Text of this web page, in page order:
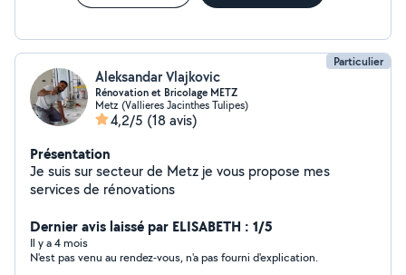
Particulier
Aleksandar Vlajkovic
Rénovation et Bricolage METZ
Metz (Vallieres Jacinthes Tulipes)
4,2/5 (18 avis)
Présentation
Je suis sur secteur de Metz je vous propose mes
services de rénovations
Dernier avis laissé par ELISABETH : 1/5
Il y a 4 mois
N'est pas venu au rendez-vous, n'a pas fourni d'explication.